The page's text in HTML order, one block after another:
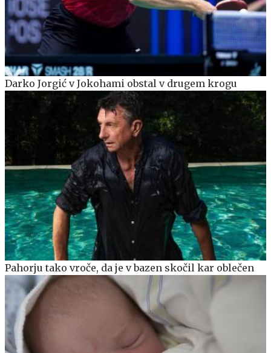
Darko Jorgić v Jokohami obstal v drugem krogu
Pahorju tako vroče, da je v bazen skočil kar oblečen